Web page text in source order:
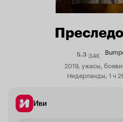
5.3Рейтинг
Кинопоиска
5.3
34K
2019, ужасы,
Нидерланды, 1 ч
Иви